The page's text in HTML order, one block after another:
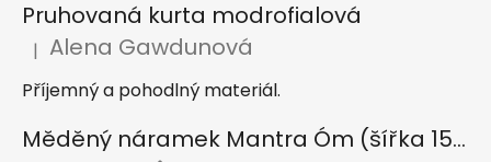
Pruhovaná kurta modrofialová
Hodnocení produktu je 5 z 5 hvězdiček.
| Alena Gawdunová
Příjemný a pohodlný materiál.
Měděný náramek Mantra Óm (šířka 15 mm)